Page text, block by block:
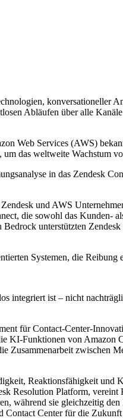
konversationeller
Abläufen über alle
Web Services (AWS)
das weltweite Wachstum
in das Zendesk
Zendesk und AWS
die sowohl das Kunden-
Bedrock unterstützten Zendesk
Systemen, die Reibung
integriert ist – nicht
für Contact-Center-
KI-Funktionen von Amazon
Zusammenarbeit zwischen
Reaktionsfähigkeit und
Resolution Platform, vereint
während sie gleichzeitig
Contact Center für die Zukunft